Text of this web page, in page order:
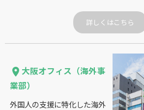
詳しくはこちら
place 大阪オフィス（海外事
業部）
外国人の支援に特化した海外